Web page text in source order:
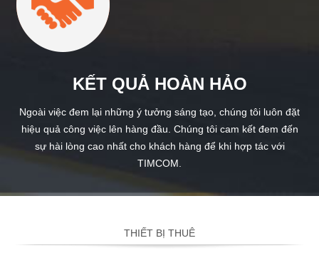
KẾT QUẢ HOÀN HẢO
Ngoài việc đem lại những ý tưởng sáng tạo, chúng tôi luôn đặt
hiệu quả công việc lên hàng đầu. Chúng tôi cam kết đem đến
sự hài lòng cao nhất cho khách hàng để khi hợp tác với
TIMCOM.
THIẾT BỊ THUÊ